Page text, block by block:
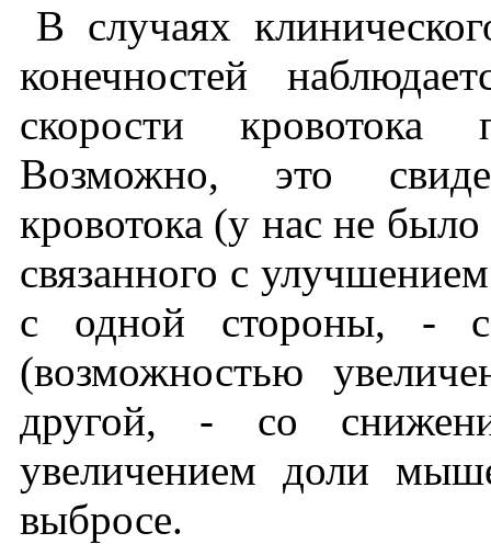
В случаях
конечностей
скорости кровотока
Возможно, это
кровотока (у нас не
связанного с
с одной стороны, -
(возможностью
другой, - со
увеличением доли
выбросе.